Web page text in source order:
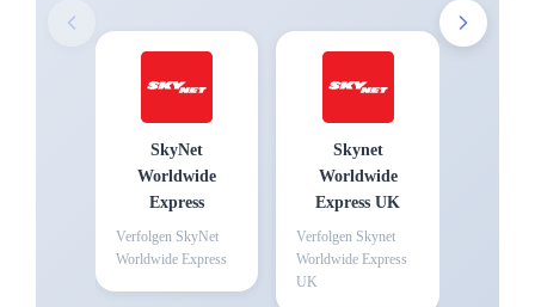
SkyNet
Worldwide
Express
Verfolgen SkyNet
Worldwide Express
Skynet
Worldwide
Express UK
Verfolgen Skynet
Worldwide Express
UK